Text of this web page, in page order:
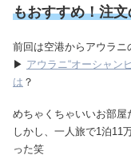
もおすすめ！注
前回は空港からアウラニ
▶ アウラニ“オーシャン
は ？
めちゃくちゃいいお部屋
しかし、一人旅で1泊11
った笑